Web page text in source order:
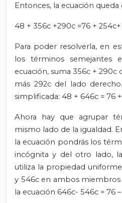
Entonces, la ecuación
48 + 356c +290c =76 +
Para poder resolverla, en
los términos semejantes
ecuación, suma 356c +
más 292c del lado
simplificada: 48 + 646c = 76
Ahora hay que agrupar
mismo lado de la igualdad.
la ecuación pondrás los
incógnita y del otro lado,
utiliza la propiedad
y 546c en ambos
la ecuación 646c- 546c = 76